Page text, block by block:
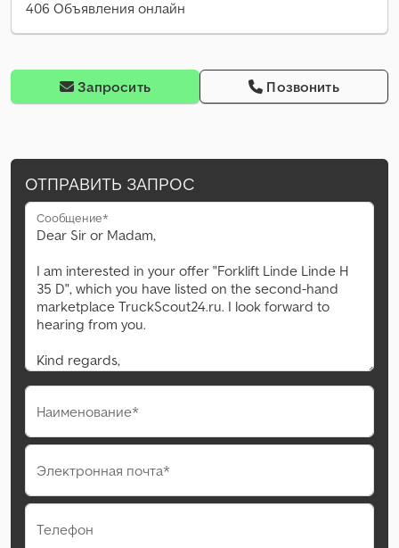
406 Объявления онлайн
Запросить Позвонить
ОТПРАВИТЬ ЗАПРОС
Сообщение*
Наименование*
Электронная почта*
Телефон